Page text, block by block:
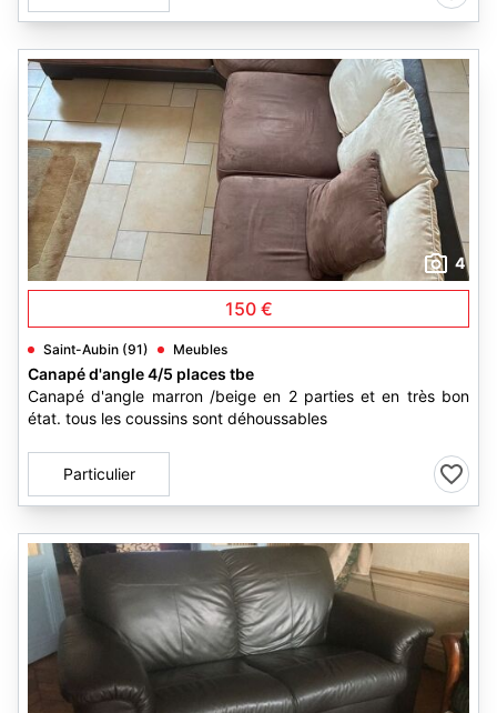
4
150 €
Saint-Aubin (91) Meubles
Canapé d'angle 4/5 places tbe
Canapé d'angle marron /beige en 2 parties et en très bon
état. tous les coussins sont déhoussables
Particulier